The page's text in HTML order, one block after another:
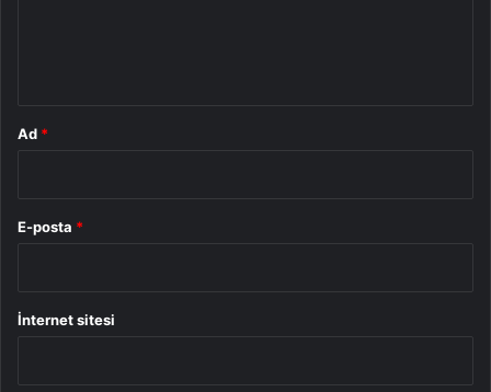
Ad *
E-posta *
İnternet sitesi